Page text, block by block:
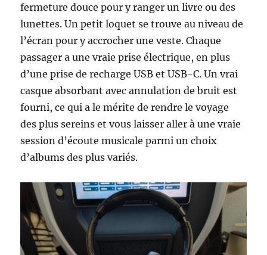
fermeture douce pour y ranger un livre ou des
lunettes. Un petit loquet se trouve au niveau de
l’écran pour y accrocher une veste. Chaque
passager a une vraie prise électrique, en plus
d’une prise de recharge USB et USB-C. Un vrai
casque absorbant avec annulation de bruit est
fourni, ce qui a le mérite de rendre le voyage
des plus sereins et vous laisser aller à une vraie
session d’écoute musicale parmi un choix
d’albums des plus variés.